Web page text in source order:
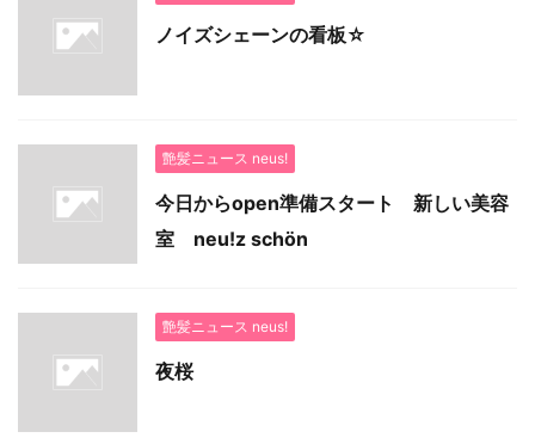
ノイズシェーンの看板☆
艶髪ニュース neus!
今日からopen準備スタート 新しい美容
室 neu!z schön
艶髪ニュース neus!
夜桜